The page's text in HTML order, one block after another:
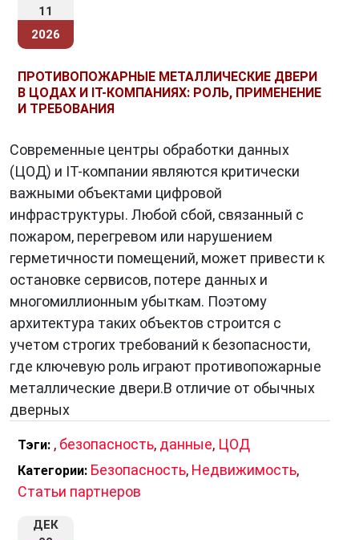
технологий, распространением Интернета,
появлением новых источников данных. Рост
возможности для их использования.
Например, данные могут использоваться для
машинного обучения, анализа больших
данных.
Обработка данных
Для того чтобы данные могли быть
использованы, их необходимо обрабатывать.
Обработка данных включает в себя
следующие этапы:
Сбор данных — получение данных из
различных источников.
Подготовка данных — преобразование
Анализ данных — выявление
закономерностей в данных.
Представление результатов анализа
данных — визуализация результатов
11
2026
ПРОТИВОПОЖАРНЫЕ МЕТАЛЛИЧЕСКИЕ ДВЕРИ
В ЦОДАХ И IT-КОМПАНИЯХ: РОЛЬ, ПРИМЕНЕНИЕ
И ТРЕБОВАНИЯ
Современные центры обработки данных
(ЦОД) и IT-компании являются критически
важными объектами цифровой
инфраструктуры. Любой сбой, связанный с
пожаром, перегревом или нарушением
герметичности помещений, может привести к
остановке сервисов, потере данных и
многомиллионным убыткам. Поэтому
архитектура таких объектов строится с
учетом строгих требований к безопасности,
где ключевую роль играют противопожарные
металлические двери.В отличие от обычных
дверных
Тэги: , безопасность, данные, ЦОД
Категории: Безопасность, Недвижимость,
Статьи партнеров
ДЕК